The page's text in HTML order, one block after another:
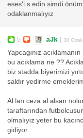
eses'i s.edin simdi
odaklanmalıyız
5 aJk | 30
Yapcagınız
bu acıklama ne ??
biz stadda biyerimizi
saldır yedirme
Al lan ceza al alsan nolur
taraftarından
olmalıyız yeter bu
gidiyor..